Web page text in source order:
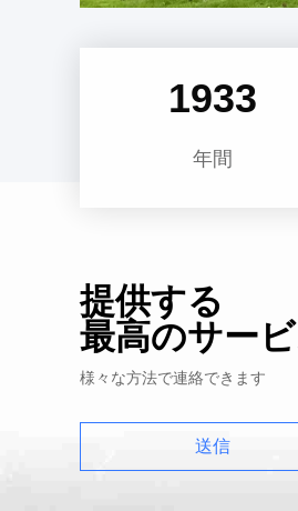
1974
年間
提供する
最高のサー
様々な方法で連絡できます
送信